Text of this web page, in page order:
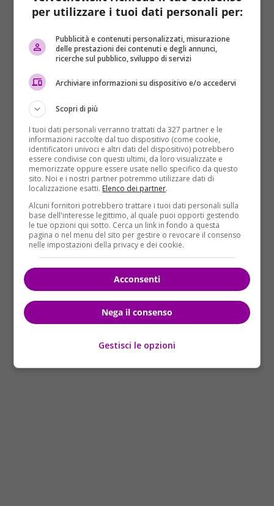
anche se le circostanze esatte rimangono poco
violenza o ferite, potrebbe aver subito un malore al
momento della scoperta del corpo. Le indagini,
coordinate dalla Procura di Rovigo, si preannunciano
complesse e delicate.
Si stanno raccogliendo testimonianze da amici e
familiari.
Si attendono i risultati dell’autopsia e dei referti
medici.
È fondamentale capire se l’uomo fosse affetto da
problemi psicologici.
La comunità locale è rimasta scossa dalla notizia.
Medagliano San Fidenzio, un piccolo centro abitato,
raramente è teatro di episodi simili. Latranquillità
del luogo è stata interrotta da questo evento
drammatico, che ha colpito non solo i familiari e
amici della coppia, ma anche i residenti, che sono
stati messi di fronte a una realtà difficile da accettare.
per utilizzare i tuoi dati personali per:
Pubblicità e contenuti personalizzati, misurazione
delle prestazioni dei contenuti e degli annunci,
ricerche sul pubblico, sviluppo di servizi
Archiviare informazioni su dispositivo e/o accedervi
Scopri di più
I tuoi dati personali verranno trattati da 327 partner e le
informazioni raccolte dal tuo dispositivo (come cookie,
identificatori univoci e altri dati del dispositivo) potrebbero
essere condivise con questi ultimi, da loro visualizzate e
memorizzate oppure essere usate nello specifico da questo
sito. Noi e i nostri partner potremmo utilizzare dati di
localizzazione esatti. Elenco dei partner.
Alcuni fornitori potrebbero trattare i tuoi dati personali sulla
base dell'interesse legittimo, al quale puoi opporti gestendo
le tue opzioni qui sotto. Cerca un link in fondo a questa
pagina o nel menu del sito per gestire o revocare il consenso
nelle impostazioni della privacy e dei cookie.
Acconsenti
Nega il consenso
Gestisci le opzioni